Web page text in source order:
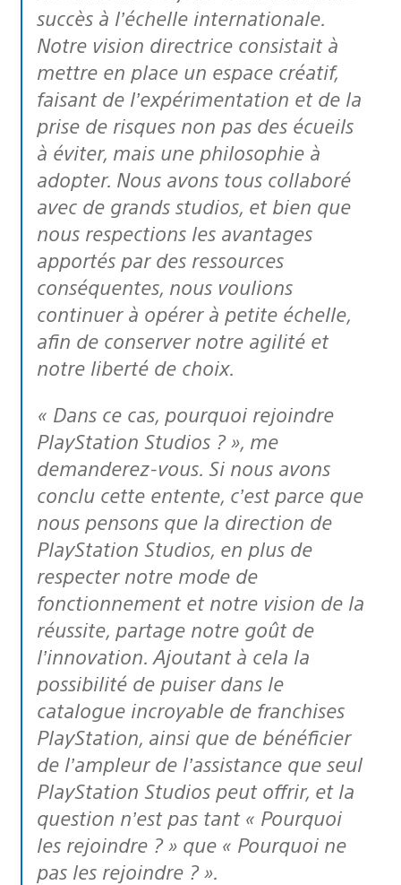
succès à l’échelle internationale.
Notre vision directrice consistait à
mettre en place un espace créatif,
faisant de l’expérimentation et de la
prise de risques non pas des écueils
à éviter, mais une philosophie à
adopter. Nous avons tous collaboré
avec de grands studios, et bien que
nous respections les avantages
apportés par des ressources
conséquentes, nous voulions
continuer à opérer à petite échelle,
afin de conserver notre agilité et
notre liberté de choix.
« Dans ce cas, pourquoi rejoindre
PlayStation Studios ? », me
demanderez-vous. Si nous avons
conclu cette entente, c’est parce que
nous pensons que la direction de
PlayStation Studios, en plus de
respecter notre mode de
fonctionnement et notre vision de la
réussite, partage notre goût de
l’innovation. Ajoutant à cela la
possibilité de puiser dans le
catalogue incroyable de franchises
PlayStation, ainsi que de bénéficier
de l’ampleur de l’assistance que seul
PlayStation Studios peut offrir, et la
question n’est pas tant « Pourquoi
les rejoindre ? » que « Pourquoi ne
pas les rejoindre ? ».